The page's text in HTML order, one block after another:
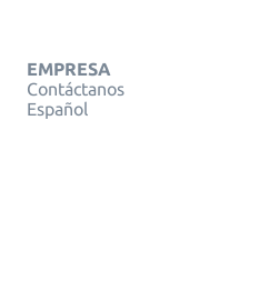
EMPRESA
Contáctanos
Español